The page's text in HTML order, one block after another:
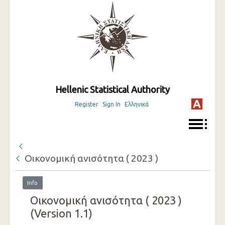
Hellenic Statistical Authority
Register Sign In Ελληνικά
Οικονομική ανισότητα ( 2023 )
Info
Οικονομική ανισότητα ( 2023 )
(Version 1.1)